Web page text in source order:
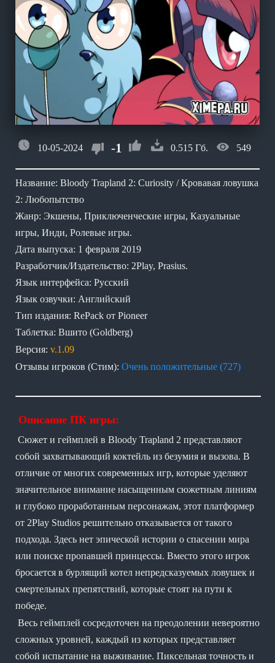
10-05-2024 -1 0.515 Гб. 549
Название: Bloody Trapland 2: Curiosity / Кровавая ловушка
2: Любопытство
Жанр: Экшены, Приключенческие игры, Казуальные
игры, Инди, Ролевые игры.
Дата выпуска: 1 февраля 2019
Разработчик/Издательство: 2Play, Prasius.
Язык интерфейса: Русский
Язык озвучки: Английский
Тип издания: RePack от Pioneer
Таблетка: Вшито (Goldberg)
Версия: v.1.09
Отзывы игроков (Стим): Очень положительные (727)
Описание ПК игры:
Сюжет и геймплей в Bloody Trapland 2 представляют
собой захватывающий коктейль из безумия и вызова. В
отличие от многих современных игр, которые уделяют
значительное внимание насыщенным сюжетным линиям
и глубоко проработанным персонажам, этот платформер
от 2Play Studios решительно отказывается от такого
подхода. Здесь нет эпической истории о спасении мира
или поиске пропавшей принцессы. Вместо этого игрок
бросается в бурлящий котел непредсказуемых ловушек и
смертельных препятствий, которые стоят на пути к
победе.
Весь геймплей сосредоточен на преодолении невероятно
сложных уровней, каждый из которых представляет
собой испытание на выживание. Пиксельная точность и